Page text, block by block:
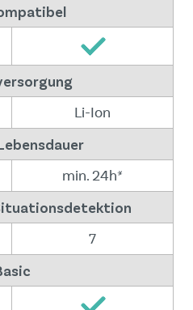
Li-Ion
min. 24h*
7